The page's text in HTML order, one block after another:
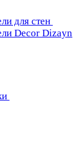
для стен
Decor Dizayn